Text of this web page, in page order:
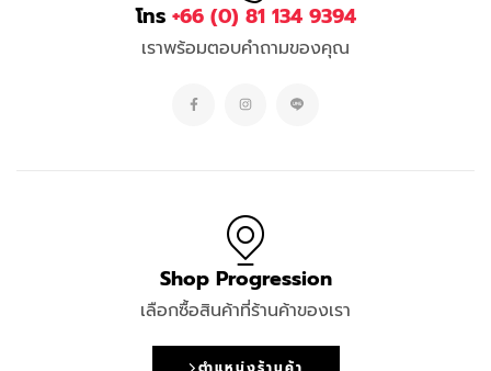
โทร +66 (0) 81 134 9394
เราพร้อมตอบคำถามของคุณ
Shop Progression
เลือกซื้อสินค้าที่ร้านค้าของเรา